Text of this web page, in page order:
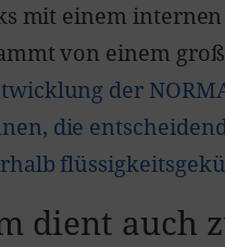
mit einem
von einem
der
die
dient auch